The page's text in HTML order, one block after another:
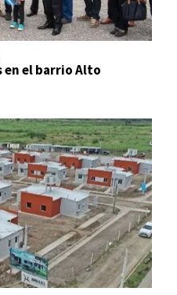
en el barrio Alto